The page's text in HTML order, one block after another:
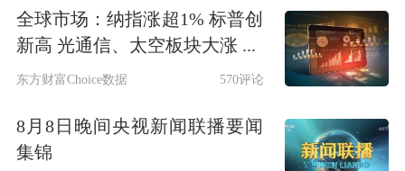
全球市场：纳指涨超1% 标普创
新高 光通信、太空板块大涨 ...
东方财富Choice数据 570评论
8月8日晚间央视新闻联播要闻
集锦